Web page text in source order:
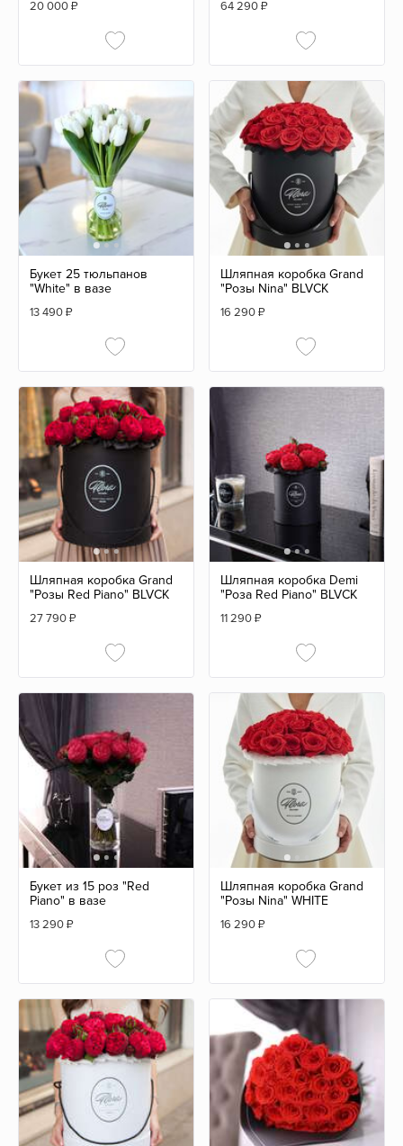
20 000₽ 64 290₽
Букет 25 тюльпанов
"White" в вазе
13 490₽
Шляпная коробка Grand
"Розы Nina" BLVCK
16 290₽
Шляпная коробка Grand
"Розы Red Piano" BLVCK
27 790₽
Шляпная коробка Demi
"Роза Red Piano" BLVCK
11 290₽
Букет из 15 роз "Red
Piano" в вазе
13 290₽
Шляпная коробка Grand
"Розы Nina" WHITE
16 290₽